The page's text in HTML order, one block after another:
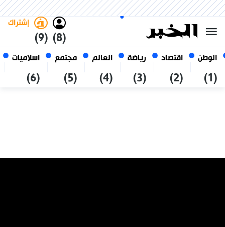
الوطن
(1)
اقتصاد
(2)
رياضة
(3)
العالم
(4)
مجتمع
(5)
اسلاميات
(6)
(8)
إشتراك
(9)
06 أغسطس 2026
الجزائر